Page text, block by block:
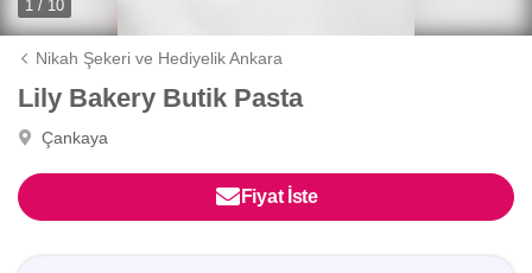
1 / 10
Nikah Şekeri ve Hediyelik Ankara
Lily Bakery Butik Pasta
Çankaya
Fiyat İste